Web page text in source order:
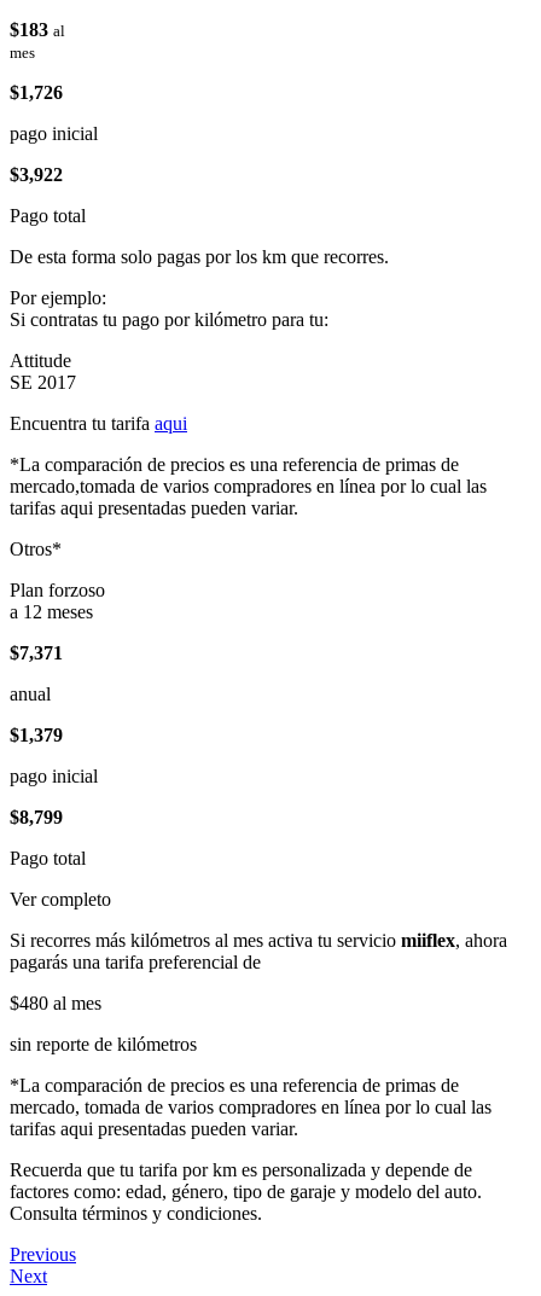
$183 al
mes
$1,726
pago inicial
$3,922
Pago total
De esta forma solo pagas por los km que recorres.
Por ejemplo:
Si contratas tu pago por kilómetro para tu:
Attitude
SE 2017
Encuentra tu tarifa aqui
*La comparación de precios es una referencia de primas de
mercado,tomada de varios compradores en línea por lo cual las
tarifas aqui presentadas pueden variar.
Otros*
Plan forzoso
a 12 meses
$7,371
anual
$1,379
pago inicial
$8,799
Pago total
Ver completo
Si recorres más kilómetros al mes activa tu servicio miiflex, ahora
pagarás una tarifa preferencial de
$480 al mes
sin reporte de kilómetros
*La comparación de precios es una referencia de primas de
mercado, tomada de varios compradores en línea por lo cual las
tarifas aqui presentadas pueden variar.
Recuerda que tu tarifa por km es personalizada y depende de
factores como: edad, género, tipo de garaje y modelo del auto.
Consulta términos y condiciones.
Previous
Next